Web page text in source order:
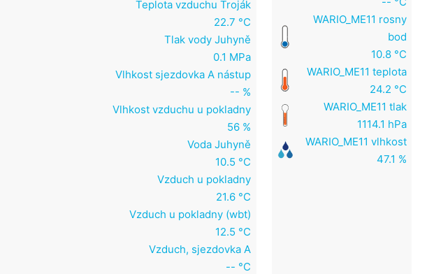
Teplota vzduchu Troják
22.7 °C
Tlak vody Juhyně
0.1 MPa
Vlhkost sjezdovka A nástup
-- %
Vlhkost vzduchu u pokladny
56 %
Voda Juhyně
10.5 °C
Vzduch u pokladny
21.6 °C
Vzduch u pokladny (wbt)
12.5 °C
Vzduch, sjezdovka A
-- °C
WARIO_ME11 rosny
bod
10.8 °C
WARIO_ME11 teplota
24.2 °C
WARIO_ME11 tlak
1114.1 hPa
WARIO_ME11 vlhkost
47.1 %